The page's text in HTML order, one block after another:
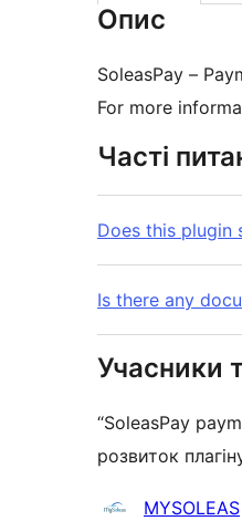
Опис
SoleasPay –
For more
Часті
Does this plugin
Is there any
Учасники
“SoleasPay
розвиток
УчасникиMYSOLEAS